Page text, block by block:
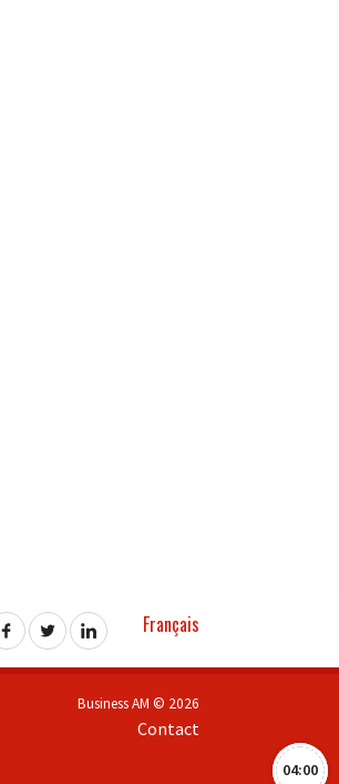
04:00
Français
Business AM © 2026
Contact